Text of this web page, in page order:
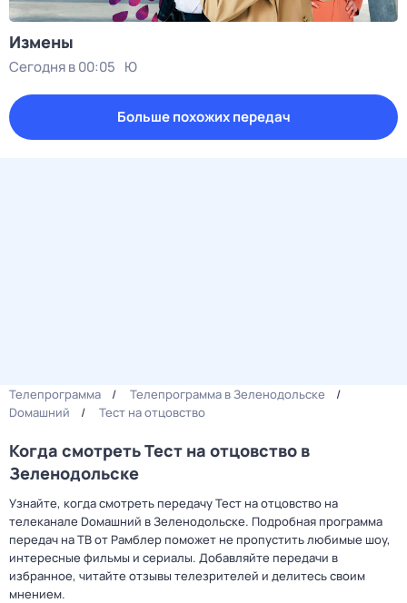
Измены
Сегодня в 00:05 Ю
Больше похожих передач
Телепрограмма
Телепрограмма в Зеленодольске
Dомашний
Тест нa отцовствo
Когда смотреть Тест нa отцовствo в
Зеленодольске
Узнайте, когда смотреть передачу Тест нa отцовствo на
телеканале Dомашний в Зеленодольске. Подробная программа
передач на ТВ от Рамблер поможет не пропустить любимые шоу,
интересные фильмы и сериалы. Добавляйте передачи в
избранное, читайте отзывы телезрителей и делитесь своим
мнением.